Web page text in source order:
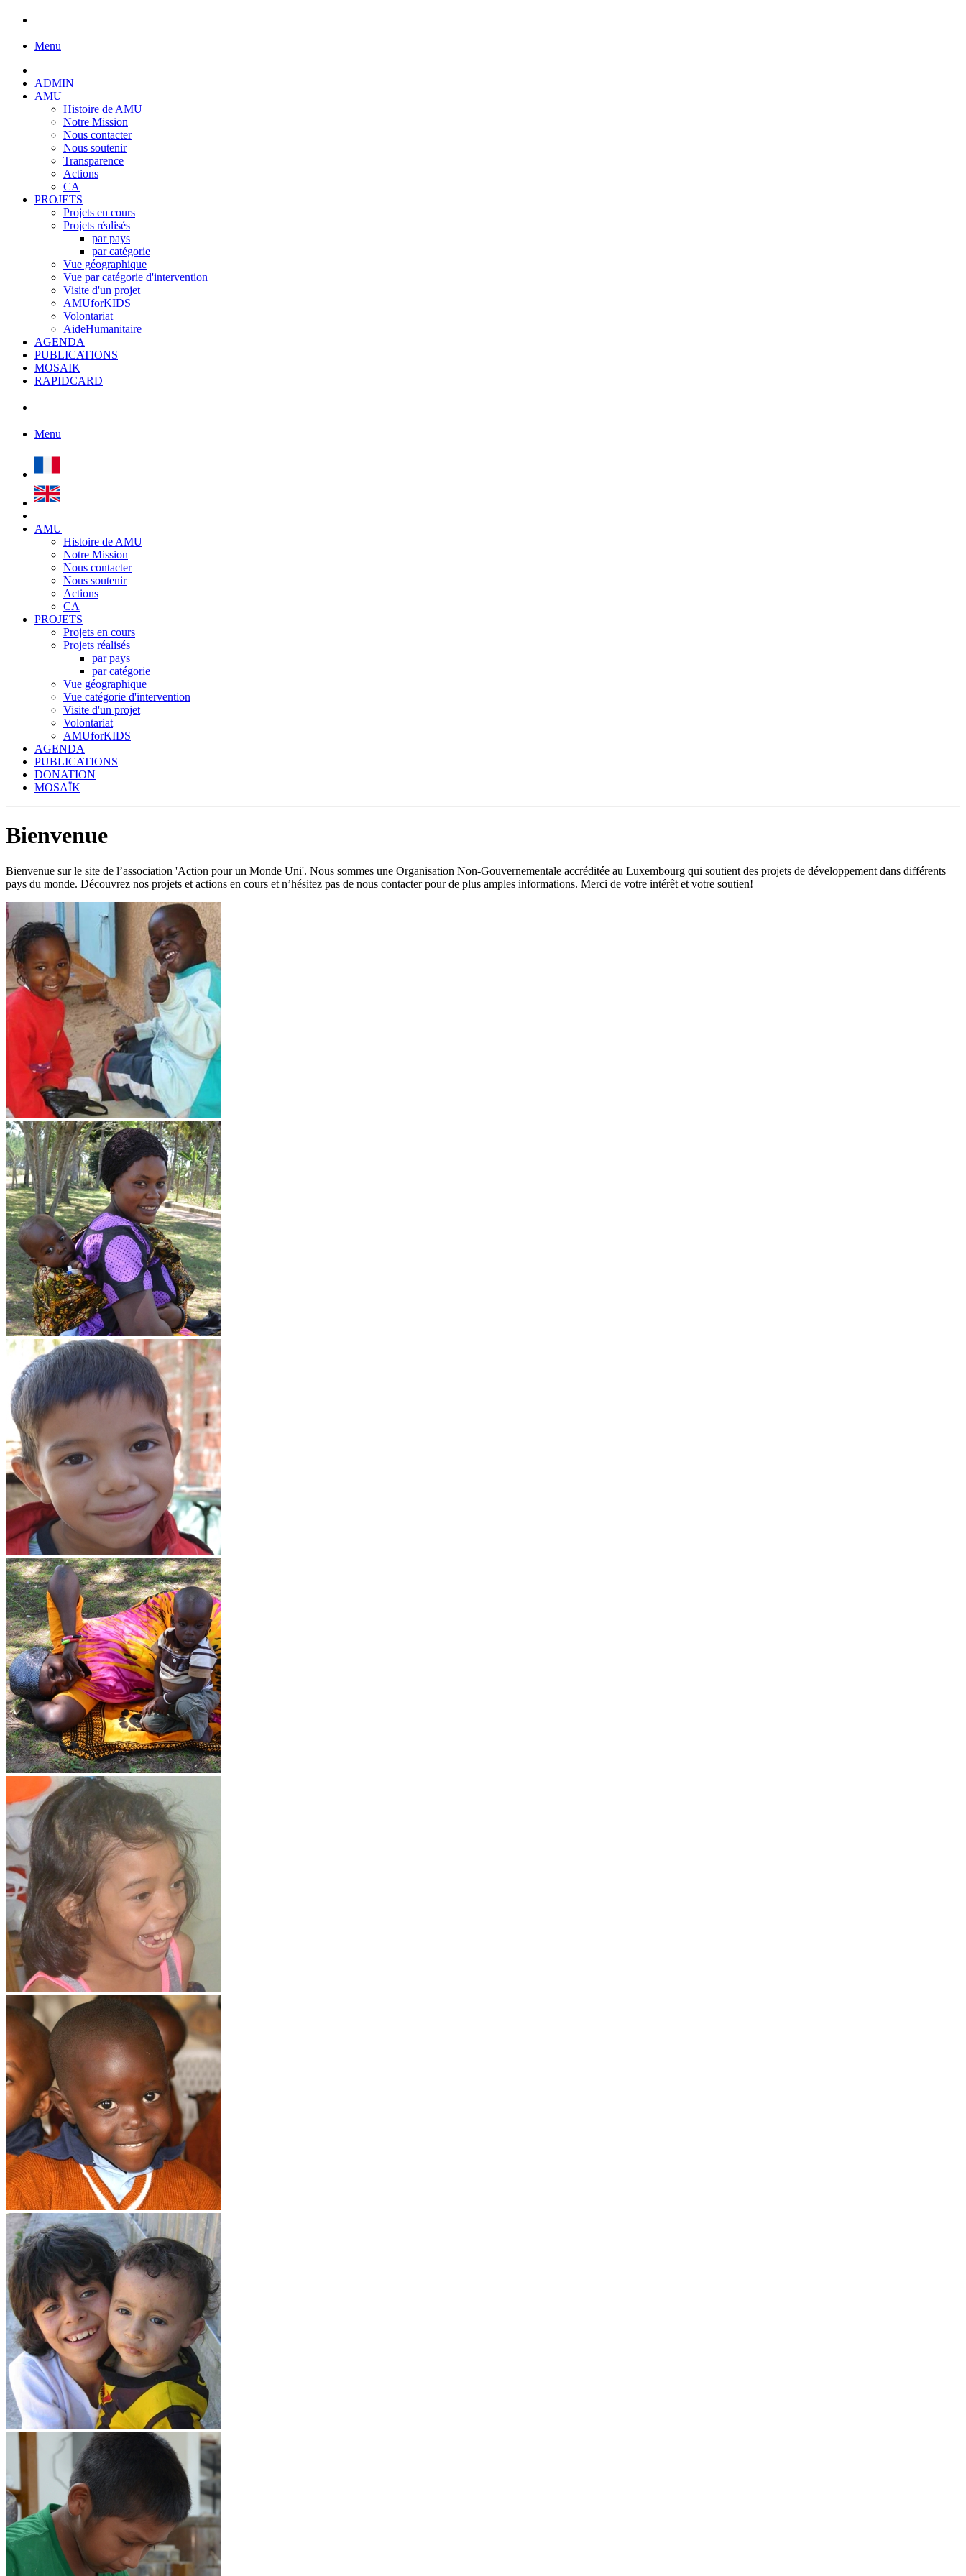
Menu
ADMIN
AMU
Histoire de AMU
Notre Mission
Nous contacter
Nous soutenir
Transparence
Actions
CA
PROJETS
Projets en cours
Projets réalisés
par pays
par catégorie
Vue géographique
Vue par catégorie d'intervention
Visite d'un projet
AMUforKIDS
Volontariat
AideHumanitaire
AGENDA
PUBLICATIONS
MOSAIK
RAPIDCARD
Menu
AMU
Histoire de AMU
Notre Mission
Nous contacter
Nous soutenir
Actions
CA
PROJETS
Projets en cours
Projets réalisés
par pays
par catégorie
Vue géographique
Vue catégorie d'intervention
Visite d'un projet
Volontariat
AMUforKIDS
AGENDA
PUBLICATIONS
DONATION
MOSAÏK
Bienvenue
Bienvenue sur le site de l’association 'Action pour un Monde Uni'. Nous sommes une Organisation Non-Gouvernementale accréditée au Luxembourg qui soutient des projets de développement dans différents
pays du monde. Découvrez nos projets et actions en cours et n’hésitez pas de nous contacter pour de plus amples informations. Merci de votre intérêt et votre soutien!